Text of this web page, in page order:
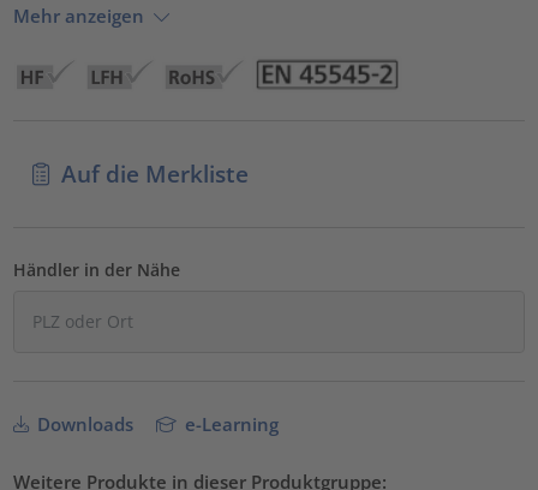
Mehr anzeigen
Auf die Merkliste
Händler in der Nähe
Downloads e-Learning
Weitere Produkte in dieser Produktgruppe: